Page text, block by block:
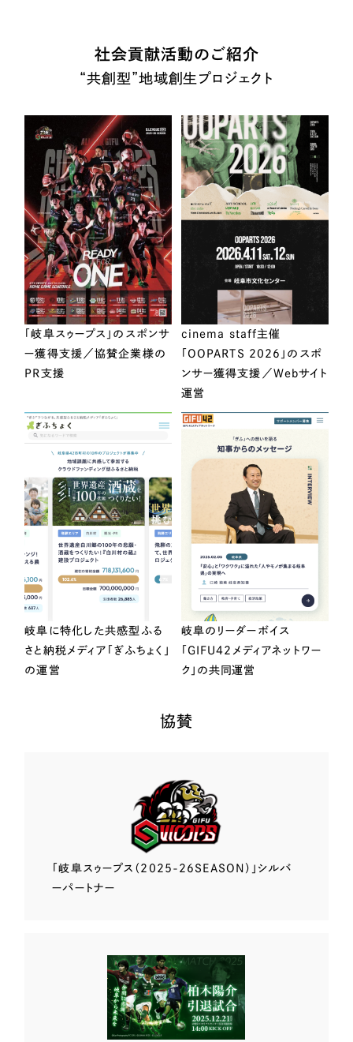
社会貢献活動のご紹介
“共創型”地域創生プロジェクト
「岐阜スゥープス」のスポンサ
ー獲得支援／協賛企業様の
PR支援
cinema staff主催
「OOPARTS 2026」のスポ
ンサー獲得支援／Webサイト
運営
岐阜に特化した共感型ふる
さと納税メディア「ぎふちょく」
の運営
岐阜のリーダーボイス
「GIFU42メディアネットワー
ク」の共同運営
協賛
「岐阜スゥープス （2025-26SEASON）」 シルバ
ーパートナー